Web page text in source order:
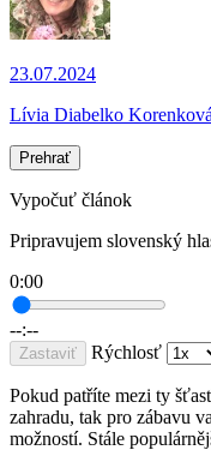
23.07.2024
Lívia Diabelko
Prehrať
Vypočuť článok
Pripravujem slovenský
0:00
--:--
Zastaviť Rýchlosť
Pokud patříte mezi ty
zahradu, tak pro zábavu
možností. Stále